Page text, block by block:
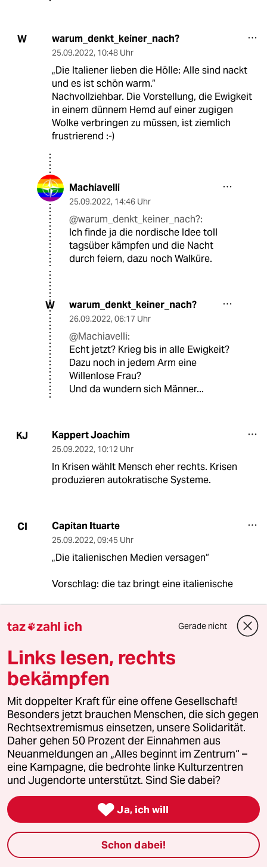
W warum_denkt_keiner_nach?
25.09.2022, 10:48 Uhr
„Die Italiener lieben die Hölle: Alle sind nackt
und es ist schön warm.“
Nachvollziehbar. Die Vorstellung, die Ewigkeit
in einem dünnem Hemd auf einer zugigen
Wolke verbringen zu müssen, ist ziemlich
frustrierend :-)
Machiavelli
25.09.2022, 14:46 Uhr
@warum_denkt_keiner_nach?:
Ich finde ja die nordische Idee toll
tagsüber kämpfen und die Nacht
durch feiern, dazu noch Walküre.
W warum_denkt_keiner_nach?
26.09.2022, 06:17 Uhr
@Machiavelli:
Echt jetzt? Krieg bis in alle Ewigkeit?
Dazu noch in jedem Arm eine
Willenlose Frau?
Und da wundern sich Männer...
KJ Kappert Joachim
25.09.2022, 10:12 Uhr
In Krisen wählt Mensch eher rechts. Krisen
produzieren autokratische Systeme.
CI Capitan Ituarte
25.09.2022, 09:45 Uhr
„Die italienischen Medien versagen“
Vorschlag: die taz bringt eine italienische
Probleme Italiens und der großen Welt
objektiv informiert werden.
SB Squizzle Bond
25.09.2022 00:31 Uhr
Für einen großen Teil der Bevölkerung
bedeutet die vermutlich neue Regierung genau
wie das Linksbündnis ein Haufen an
Wahlversprechen die nicht verwirklicht werden.
Aber möglicherweise eine Abkehr der
Diffamierungen unter dem Deckmantel des
Guten. Also lasst einem freien Land die freie
Meinung was auch immer zu wählen und geht
taz zahl ich Gerade nicht
Links lesen, rechts
bekämpfen
Mit doppelter Kraft für eine offene Gesellschaft!
Besonders jetzt brauchen Menschen, die sich gegen
Rechtsextremismus einsetzen, unsere Solidarität.
Daher gehen 50 Prozent der Einnahmen aus
Neuanmeldungen an „Alles beginnt im Zentrum“ –
eine Kampagne, die bedrohte linke Kulturzentren
und Jugendorte unterstützt. Sind Sie dabei?
 Ja, ich will
Schon dabei!